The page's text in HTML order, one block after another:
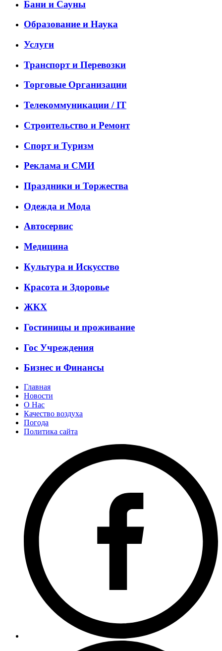
Бани и Сауны
Образование и Наука
Услуги
Транспорт и Перевозки
Торговые Организации
Телекоммуникации / IT
Строительство и Ремонт
Спорт и Туризм
Реклама и СМИ
Праздники и Торжества
Одежда и Мода
Автосервис
Медицина
Культура и Искусство
Красота и Здоровье
ЖКХ
Гостиницы и проживание
Гос Учреждения
Бизнес и Финансы
Главная
Новости
О Нас
Качество воздуха
Погода
Политика сайта